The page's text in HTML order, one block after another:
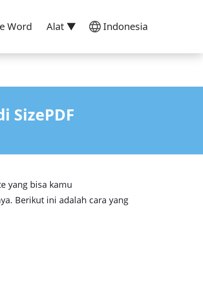
Indonesia
Word Alat ▼
SizePDF
yang bisa kamu
Berikut ini adalah cara yang